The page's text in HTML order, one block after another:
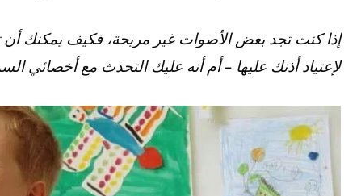
إذا كنت تجد بعض الأصوات غير مريحة، فكيف يمكنك أن
لإعتياد أذنك عليها – أم أنه عليك التحدث مع أخصائي